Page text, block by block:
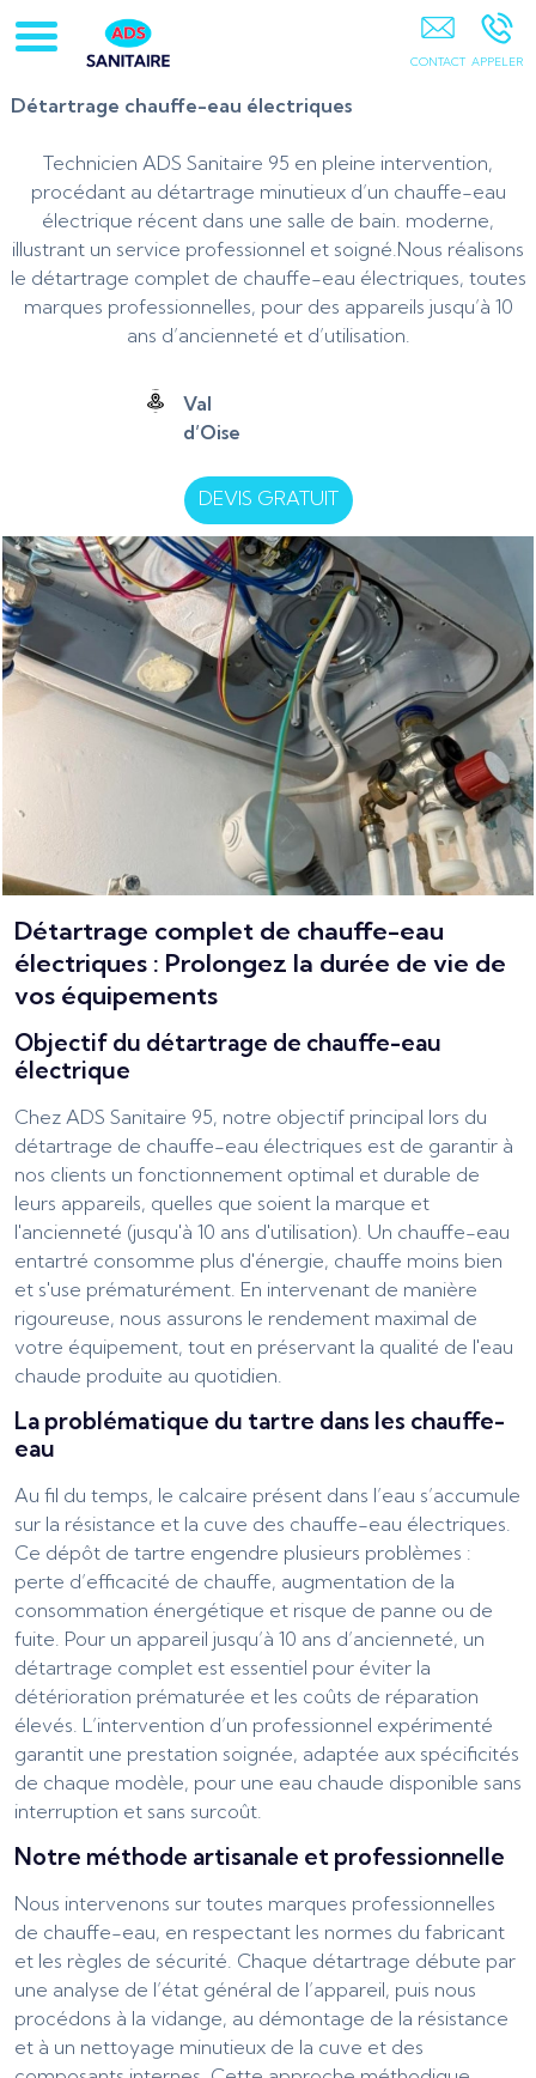
ADS Sanitaire 95 78-Pontoise-Cergy-Osny-Vauréal-
Courdimanche-Jouy Le Moutier-Pierrelaye-Saint Ouen
Détartrage chauffe-eau électriques
Technicien ADS Sanitaire 95 en pleine intervention,
procédant au détartrage minutieux d’un chauffe-eau
électrique récent dans une salle de bain. moderne,
illustrant un service professionnel et soigné.Nous réalisons
le détartrage complet de chauffe-eau électriques, toutes
marques professionnelles, pour des appareils jusqu’à 10
ans d’ancienneté et d’utilisation.
Val
d’Oise
DEVIS GRATUIT
Détartrage complet de chauffe-eau
électriques : Prolongez la durée de vie de
vos équipements
Objectif du détartrage de chauffe-eau
électrique
Chez ADS Sanitaire 95, notre objectif principal lors du
détartrage de chauffe-eau électriques est de garantir à
nos clients un fonctionnement optimal et durable de
leurs appareils, quelles que soient la marque et
l'ancienneté (jusqu'à 10 ans d'utilisation). Un chauffe-eau
entartré consomme plus d'énergie, chauffe moins bien
et s'use prématurément. En intervenant de manière
rigoureuse, nous assurons le rendement maximal de
votre équipement, tout en préservant la qualité de l'eau
chaude produite au quotidien.
La problématique du tartre dans les chauffe-
eau
Au fil du temps, le calcaire présent dans l’eau s’accumule
sur la résistance et la cuve des chauffe-eau électriques.
Ce dépôt de tartre engendre plusieurs problèmes :
perte d’efficacité de chauffe, augmentation de la
consommation énergétique et risque de panne ou de
fuite. Pour un appareil jusqu’à 10 ans d’ancienneté, un
détartrage complet est essentiel pour éviter la
détérioration prématurée et les coûts de réparation
élevés. L’intervention d’un professionnel expérimenté
garantit une prestation soignée, adaptée aux spécificités
de chaque modèle, pour une eau chaude disponible sans
interruption et sans surcoût.
Notre méthode artisanale et professionnelle
Nous intervenons sur toutes marques professionnelles
de chauffe-eau, en respectant les normes du fabricant
et les règles de sécurité. Chaque détartrage débute par
une analyse de l’état général de l’appareil, puis nous
procédons à la vidange, au démontage de la résistance
et à un nettoyage minutieux de la cuve et des